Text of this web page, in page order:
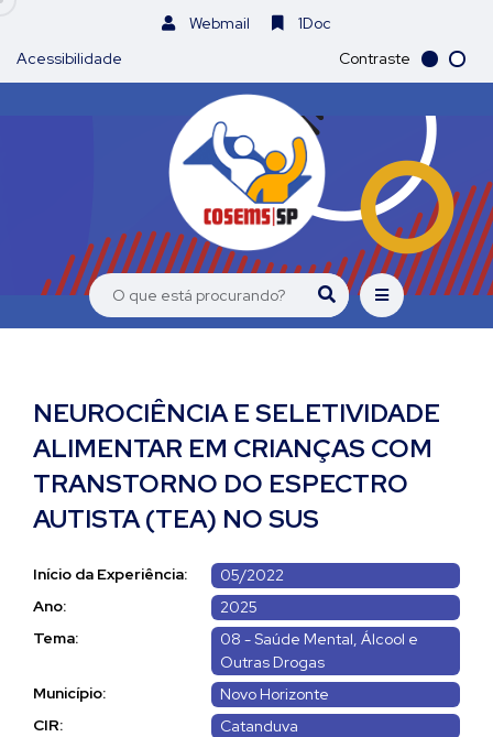
Webmail
1Doc
Acessibilidade
Contraste
NEUROCIÊNCIA E SELETIVIDADE
ALIMENTAR EM CRIANÇAS COM
TRANSTORNO DO ESPECTRO
AUTISTA (TEA) NO SUS
Início da Experiência:
05/2022
Ano:
2025
Tema:
08 - Saúde Mental, Álcool e
Outras Drogas
Município:
Novo Horizonte
CIR:
Catanduva